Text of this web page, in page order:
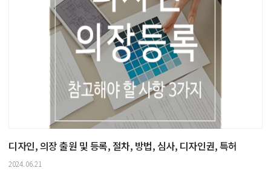
디자인, 의장 출원 및 등록, 절차, 방법, 심사, 디자인권, 특허
2024.06.21